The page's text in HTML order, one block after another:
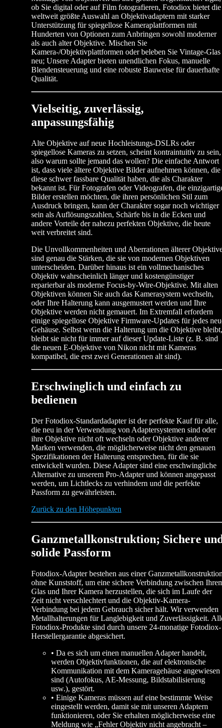
ob Sie digital oder auf Film fotografieren, Fotodiox bietet die
weltweit größte Auswahl an Objektivadaptern mit starker
Unterstützung für spiegellose Kameraplattformen mit
Hunderten von Optionen zum Anbringen sowohl moderner
als auch alter Objektive. Mischen Sie
Kamera-/Objektivplattformen oder beleben Sie Vintage-Glas
neu; Unsere Adapter bieten unendlichen Fokus, manuelle
Blendensteuerung und eine robuste Bauweise für dauerhafte
Qualität.
Vielseitig, zuverlässig,
anpassungsfähig
Alte Objektive auf neue Hochleistungs-DSLRs oder
spiegellose Kameras zu setzen, scheint kontraintuitiv zu sein,
also warum sollte jemand das wollen? Die einfache Antwort
ist, dass viele ältere Objektive Bilder aufnehmen können, die
diese schwer fassbare Qualität haben, die als Charakter
bekannt ist. Für Fotografen oder Videografen, die
Bilder erstellen möchten, die ihren persönlichen Stil zum
Ausdruck bringen, kann der Charakter sogar noch wichtiger
sein als Auflösungszahlen, Schärfe bis in die Ecken und
andere Vorteile der nahezu perfekten Objektive, die heute
weit verbreitet sind.
Die Unvollkommenheiten und Aberrationen älterer
sind genau die Stärken, die sie von modernen Objektiven
unterscheiden. Darüber hinaus ist ein vollmechanisches
Objektiv wahrscheinlich länger und kostengünstiger
reparierbar als moderne Focus-by-Wire-Objektive. Mit alten
Objektiven können Sie auch das Kamerasystem wechseln,
oder Ihre Halterung kann ausgemustert werden und Ihre
Objektive werden nicht gemauert. Im Extremfall erfordern
einige spiegellose Objektive Firmware-Updates für jedes
Gehäuse. Selbst wenn die Halterung um die Objektive bleibt,
bleibt sie nicht für immer auf dieser Update-Liste (z. B. sind
die neuen E-Objektive von Nikon nicht mit Kameras
kompatibel, die erst zwei Generationen alt sind).
Erschwinglich und einfach zu
bedienen
Der Fotodiox-Standardadapter ist der perfekte Kauf für alle,
die neu in der Verwendung von Adaptersystemen sind oder
ihre Objektive nicht oft wechseln oder Objektive anderer
Marken verwenden, die möglicherweise nicht den genauen
Spezifikationen der Halterung entsprechen, für die sie
entwickelt wurden. Diese Adapter sind eine erschwingliche
Alternative zu unserem Pro-Adapter und können angepasst
werden, um Lichtlecks zu verhindern und die perfekte
Passform zu gewährleisten.
Zurück zu den Höhepunkten
Ganzmetallkonstruktion; Sichere
solide Passform
Fotodiox-Adapter bestehen aus einer
ohne Kunststoff, um eine sichere Verbindung zwischen
Glas und Ihrer Kamera herzustellen, die sich im Laufe der
Zeit nicht verschlechtert und die Objektiv-Kamera-
Verbindung bei jedem Gebrauch sicher hält. Wir verwenden
Metallhalterungen für Langlebigkeit und Zuverlässigkeit.
Fotodiox-Produkte sind durch unsere 24-monatige Fotodiox-
Herstellergarantie abgesichert.
• Da es sich um einen manuellen Adapter handelt,
werden Objektivfunktionen, die auf elektronische
Kommunikation mit dem Kameragehäuse angewiesen
sind (Autofokus, AE-Messung, Bildstabilisierung
usw.), gestört.
• Einige Kameras müssen auf eine bestimmte Weise
eingestellt werden, damit sie mit unseren Adaptern
funktionieren, oder Sie erhalten möglicherweise eine
Meldung wie „Fehler Objektiv nicht angebracht –